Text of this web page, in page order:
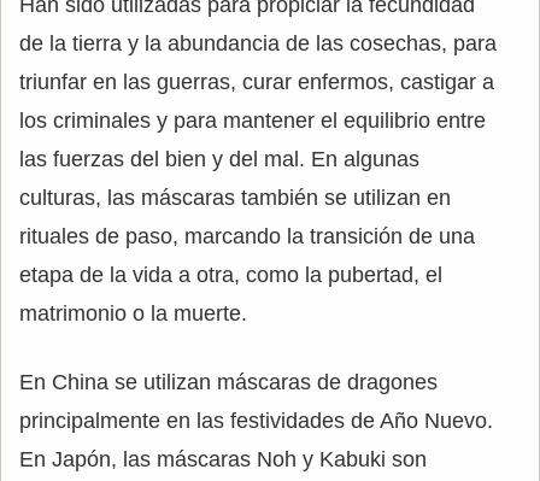
de la tierra y la abundancia de las cosechas, para
triunfar en las guerras, curar enfermos, castigar a
los criminales y para mantener el equilibrio entre
las fuerzas del bien y del mal. En algunas
culturas, las máscaras también se utilizan en
rituales de paso, marcando la transición de una
etapa de la vida a otra, como la pubertad, el
matrimonio o la muerte.
En China se utilizan máscaras de dragones
principalmente en las festividades de Año Nuevo.
En Japón, las máscaras Noh y Kabuki son